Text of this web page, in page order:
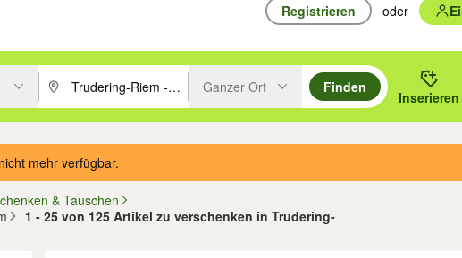
Registrieren oder
Vorschläge mit den Pfeiltasten nach oben/unten durchsuchen und mit
PLZ oder Ort eingeben. Eingabetaste drücken um zu suchen, oder
Ganzer Ort
Finden
Inserieren
mehr verfügbar.
& Tauschen
1 - 25 von 125 Artikel zu verschenken in Trudering-